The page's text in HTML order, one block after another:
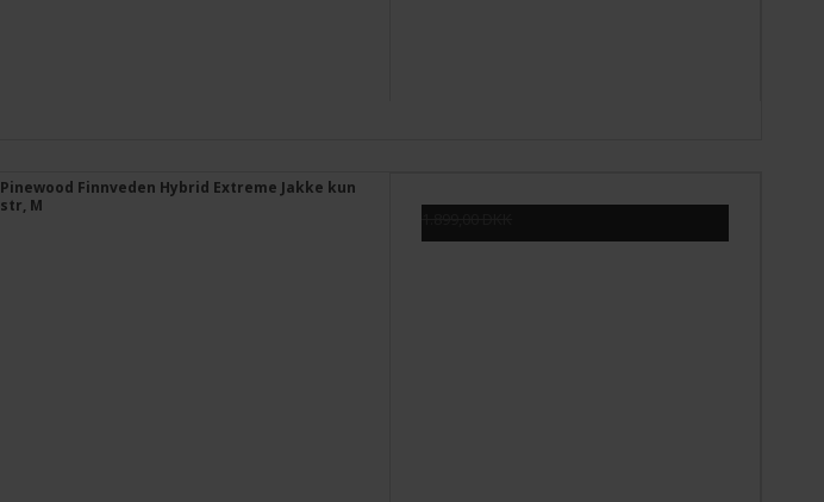
Pinewood Finnveden Hybrid Extreme Jakke kun
str, M